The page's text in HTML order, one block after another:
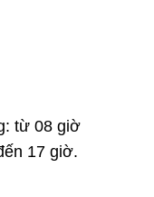
từ 08 giờ
17 giờ.